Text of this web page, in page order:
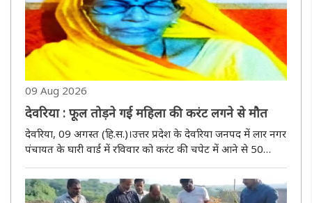
09 Aug 2026
देवरिया : फूल तोड़ने गई महिला की करंट लगने से मौत
देवरिया, 09 अगस्त (हि.स.)।उत्तर प्रदेश के देवरिया जनपद में लार नगर
पंचायत के घारी वार्ड में रविवार को करंट की चपेट में आने से 50
शव का पंचनामा कर आवश्यक कार्रवाई शुरू कर दी। जानकारी..